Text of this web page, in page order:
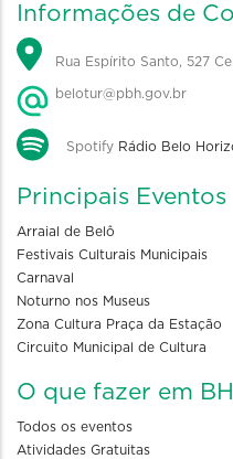
Informações de
Rua Espírito Santo, 527
belotur@pbh.gov.br
Spotify Rádio Belo
Principais Eventos
Arraial de Belô
Festivais Culturais Municipais
Carnaval
Noturno nos Museus
Zona Cultura Praça da Estação
Circuito Municipal de Cultura
O que fazer em BH
Todos os eventos
Atividades Gratuitas